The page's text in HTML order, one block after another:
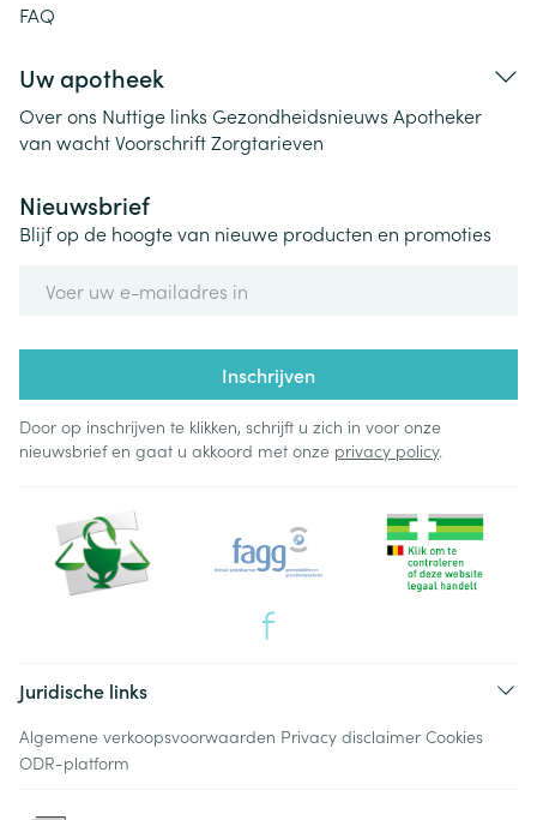
FAQ
Uw apotheek
Over ons Nuttige links Gezondheidsnieuws Apotheker
van wachtVoorschriftZorgtarieven
Nieuwsbrief
Blijf op de hoogte van nieuwe producten en promoties
Inschrijven
Door op inschrijven te klikken, schrijft u zich in voor onze
nieuwsbrief en gaat u akkoord met onze privacy policy.
Juridische links
Algemene verkoopsvoorwaarden Privacy disclaimer Cookies
ODR-platform